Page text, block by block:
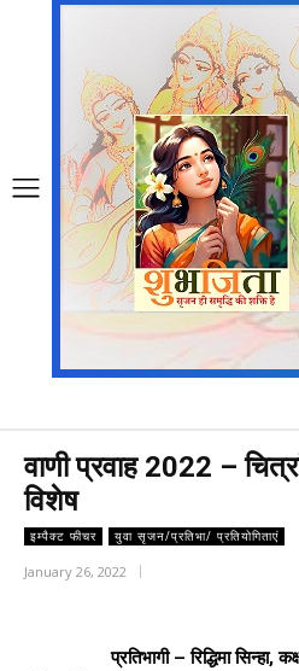
वाणी प्रवाह 2022 –
विशेष
इम्पैक्ट फीचर युवा सृजन/प्रतिभा/ प्रतियोगिताएं
January 26, 2022
प्रतिभागी – रिद्धिमा सिन्हा,